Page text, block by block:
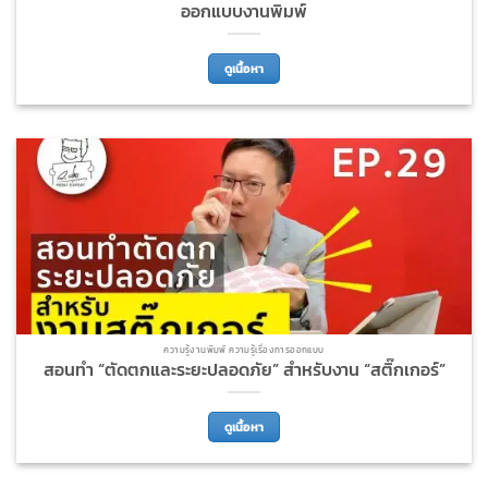
ออกแบบงานพิมพ์
ดูเนื้อหา
ความรู้งานพิมพ์ ความรู้เรื่องการออกแบบ
สอนทำ “ตัดตกและระยะปลอดภัย” สำหรับงาน “สติ๊กเกอร์”
ดูเนื้อหา